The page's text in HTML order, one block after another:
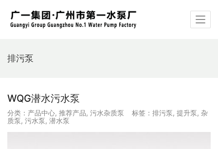
排污泵
WQG潜水污水泵
分类： 产品中心, 推荐产品, 污水杂质泵 标签： 排污泵, 提升泵, 杂
质泵, 污水泵, 潜水泵